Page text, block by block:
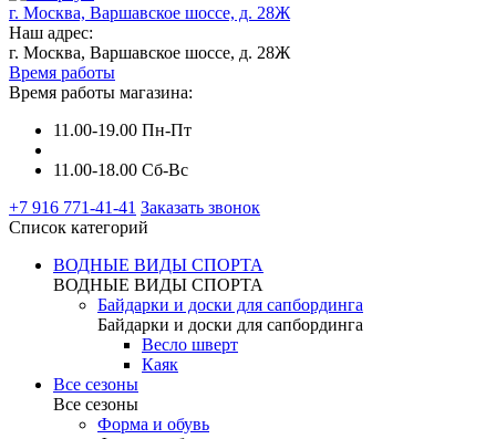
г. Москва, Варшавское шоссе, д. 28Ж
Наш адрес:
г. Москва, Варшавское шоссе, д. 28Ж
Время работы
Время работы магазина:
11.00-19.00 Пн-Пт
11.00-18.00 Сб-Вс
+7 916 771-41-41 Заказать звонок
Список категорий
ВОДНЫЕ ВИДЫ СПОРТА
ВОДНЫЕ ВИДЫ СПОРТА
Байдарки и доски для сапбординга
Байдарки и доски для сапбординга
Весло шверт
Каяк
Все сезоны
Все сезоны
Форма и обувь